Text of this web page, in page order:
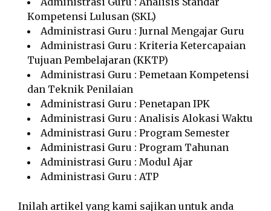
Kompetensi Lulusan (SKL)
Administrasi Guru : Jurnal Mengajar Guru
Administrasi Guru : Kriteria Ketercapaian
Tujuan Pembelajaran (KKTP)
Administrasi Guru : Pemetaan Kompetensi
dan Teknik Penilaian
Administrasi Guru : Penetapan IPK
Administrasi Guru : Analisis Alokasi Waktu
Administrasi Guru : Program Semester
Administrasi Guru : Program Tahunan
Administrasi Guru : Modul Ajar
Administrasi Guru : ATP
Inilah artikel yang kami sajikan untuk anda